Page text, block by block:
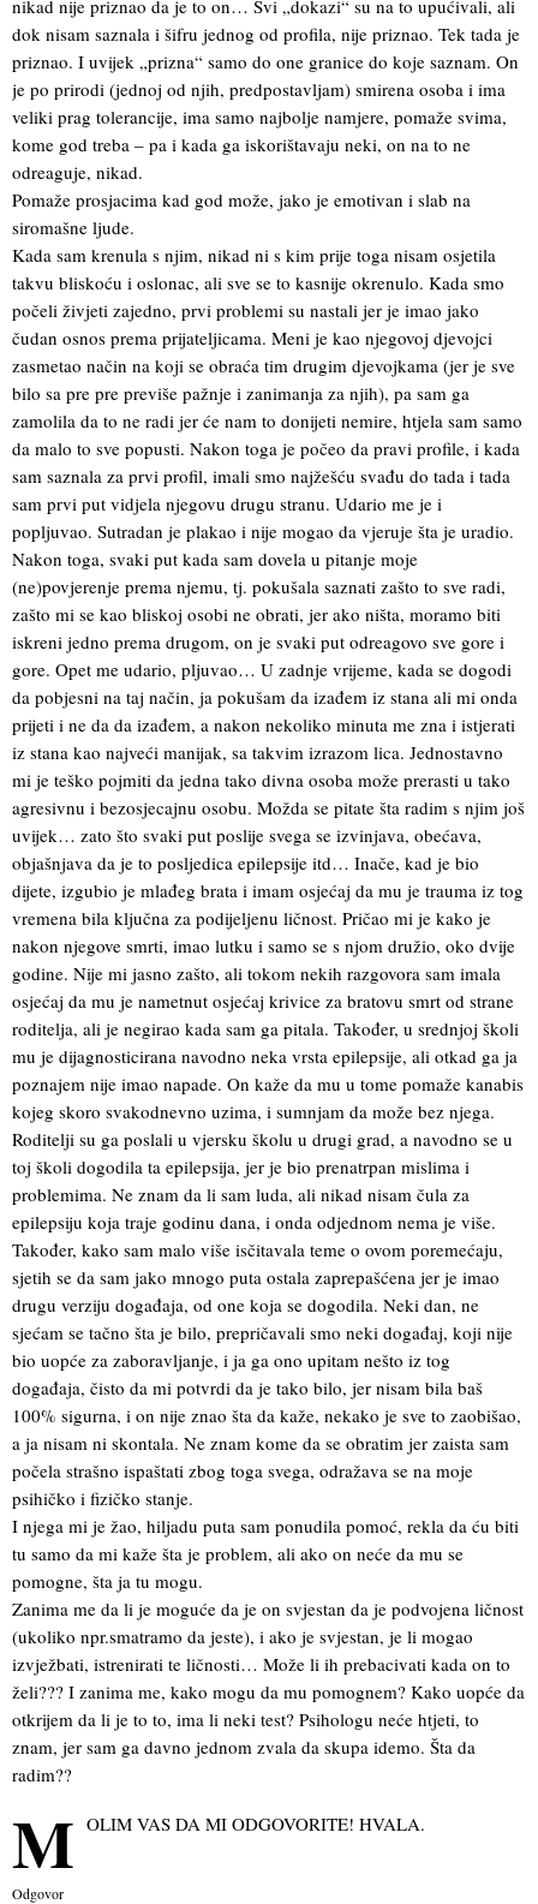
nikad nije priznao da je to on… Svi „dokazi“ su na to upućivali, ali
dok nisam saznala i šifru jednog od profila, nije priznao. Tek tada je
priznao. I uvijek „prizna“ samo do one granice do koje saznam. On
je po prirodi (jednoj od njih, predpostavljam) smirena osoba i ima
veliki prag tolerancije, ima samo najbolje namjere, pomaže svima,
kome god treba – pa i kada ga iskorištavaju neki, on na to ne
odreaguje, nikad.
Pomaže prosjacima kad god može, jako je emotivan i slab na
siromašne ljude.
Kada sam krenula s njim, nikad ni s kim prije toga nisam osjetila
takvu bliskoću i oslonac, ali sve se to kasnije okrenulo. Kada smo
počeli živjeti zajedno, prvi problemi su nastali jer je imao jako
čudan osnos prema prijateljicama. Meni je kao njegovoj djevojci
zasmetao način na koji se obraća tim drugim djevojkama (jer je sve
bilo sa pre pre previše pažnje i zanimanja za njih), pa sam ga
zamolila da to ne radi jer će nam to donijeti nemire, htjela sam samo
da malo to sve popusti. Nakon toga je počeo da pravi profile, i kada
sam saznala za prvi profil, imali smo najžešću svađu do tada i tada
sam prvi put vidjela njegovu drugu stranu. Udario me je i
popljuvao. Sutradan je plakao i nije mogao da vjeruje šta je uradio.
Nakon toga, svaki put kada sam dovela u pitanje moje
(ne)povjerenje prema njemu, tj. pokušala saznati zašto to sve radi,
zašto mi se kao bliskoj osobi ne obrati, jer ako ništa, moramo biti
iskreni jedno prema drugom, on je svaki put odreagovo sve gore i
gore. Opet me udario, pljuvao… U zadnje vrijeme, kada se dogodi
da pobjesni na taj način, ja pokušam da izađem iz stana ali mi onda
prijeti i ne da da izađem, a nakon nekoliko minuta me zna i istjerati
iz stana kao najveći manijak, sa takvim izrazom lica. Jednostavno
mi je teško pojmiti da jedna tako divna osoba može prerasti u tako
agresivnu i bezosjecajnu osobu. Možda se pitate šta radim s njim još
uvijek… zato što svaki put poslije svega se izvinjava, obećava,
objašnjava da je to posljedica epilepsije itd… Inače, kad je bio
dijete, izgubio je mlađeg brata i imam osjećaj da mu je trauma iz tog
vremena bila ključna za podijeljenu ličnost. Pričao mi je kako je
nakon njegove smrti, imao lutku i samo se s njom družio, oko dvije
godine. Nije mi jasno zašto, ali tokom nekih razgovora sam imala
osjećaj da mu je nametnut osjećaj krivice za bratovu smrt od strane
roditelja, ali je negirao kada sam ga pitala. Također, u srednjoj školi
mu je dijagnosticirana navodno neka vrsta epilepsije, ali otkad ga ja
poznajem nije imao napade. On kaže da mu u tome pomaže kanabis
kojeg skoro svakodnevno uzima, i sumnjam da može bez njega.
Roditelji su ga poslali u vjersku školu u drugi grad, a navodno se u
toj školi dogodila ta epilepsija, jer je bio prenatrpan mislima i
problemima. Ne znam da li sam luda, ali nikad nisam čula za
epilepsiju koja traje godinu dana, i onda odjednom nema je više.
Također, kako sam malo više isčitavala teme o ovom poremećaju,
sjetih se da sam jako mnogo puta ostala zaprepašćena jer je imao
drugu verziju događaja, od one koja se dogodila. Neki dan, ne
sjećam se tačno šta je bilo, prepričavali smo neki događaj, koji nije
bio uopće za zaboravljanje, i ja ga ono upitam nešto iz tog
događaja, čisto da mi potvrdi da je tako bilo, jer nisam bila baš
100% sigurna, i on nije znao šta da kaže, nekako je sve to zaobišao,
a ja nisam ni skontala. Ne znam kome da se obratim jer zaista sam
počela strašno ispaštati zbog toga svega, odražava se na moje
psihičko i fizičko stanje.
I njega mi je žao, hiljadu puta sam ponudila pomoć, rekla da ću biti
tu samo da mi kaže šta je problem, ali ako on neće da mu se
pomogne, šta ja tu mogu.
Zanima me da li je moguće da je on svjestan da je podvojena ličnost
(ukoliko npr.smatramo da jeste), i ako je svjestan, je li mogao
izvježbati, istrenirati te ličnosti… Može li ih prebacivati kada on to
želi??? I zanima me, kako mogu da mu pomognem? Kako uopće da
otkrijem da li je to to, ima li neki test? Psihologu neće htjeti, to
znam, jer sam ga davno jednom zvala da skupa idemo. Šta da
radim??
M OLIM VAS DA MI ODGOVORITE! HVALA.
Odgovor